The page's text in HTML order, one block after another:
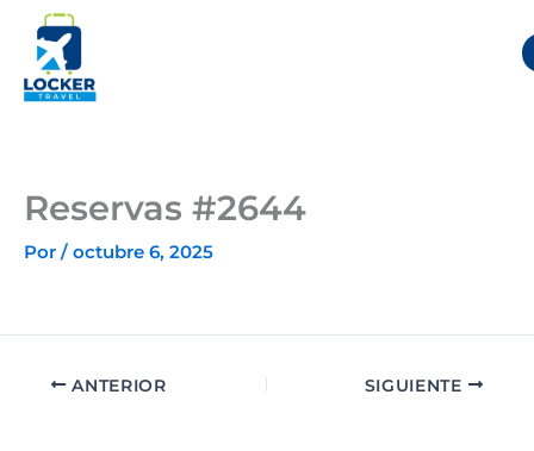
contenido
Reservas #2644
Por / octubre 6, 2025
ANTERIOR SIGUIENTE